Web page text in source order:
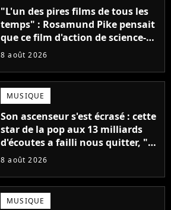
"L'un des pires films de tous les
temps" : Rosamund Pike pensait
que ce film d'action de science-
fiction avec Dwayne Johnson
8 août 2026
MUSIQUE
Son ascenseur s'est écrasé : cette
star de la pop aux 13 milliards
d'écoutes a failli nous quitter, "Je
pensais ne plus jamais chanter"
8 août 2026
MUSIQUE